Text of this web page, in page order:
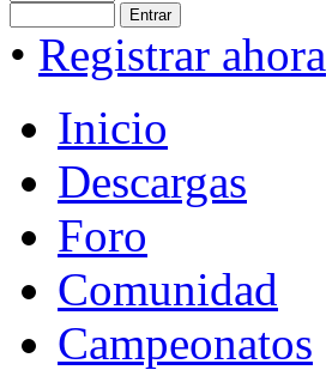
• Registrar ahora
Inicio
Descargas
Foro
Comunidad
Campeonatos